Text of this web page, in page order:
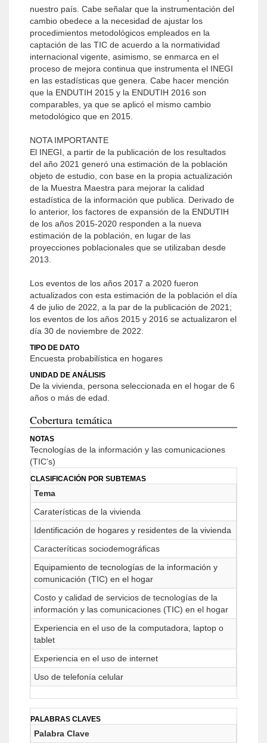
nuestro país. Cabe señalar que la instrumentación del
cambio obedece a la necesidad de ajustar los
procedimientos metodológicos empleados en la
captación de las TIC de acuerdo a la normatividad
internacional vigente, asimismo, se enmarca en el
proceso de mejora continua que instrumenta el INEGI
en las estadísticas que genera. Cabe hacer mención
que la ENDUTIH 2015 y la ENDUTIH 2016 son
comparables, ya que se aplicó el mismo cambio
metodológico que en 2015.
NOTA IMPORTANTE
El INEGI, a partir de la publicación de los resultados
del año 2021 generó una estimación de la población
objeto de estudio, con base en la propia actualización
de la Muestra Maestra para mejorar la calidad
estadística de la información que publica. Derivado de
lo anterior, los factores de expansión de la ENDUTIH
de los años 2015-2020 responden a la nueva
estimación de la población, en lugar de las
proyecciones poblacionales que se utilizaban desde
2013.
Los eventos de los años 2017 a 2020 fueron
actualizados con esta estimación de la población el día
4 de julio de 2022, a la par de la publicación de 2021;
los eventos de los años 2015 y 2016 se actualizaron el
día 30 de noviembre de 2022.
TIPO DE DATO
Encuesta probabilística en hogares
UNIDAD DE ANÁLISIS
De la vivienda, persona seleccionada en el hogar de 6
años o más de edad.
Cobertura temática
NOTAS
Tecnologías de la información y las comunicaciones
(TIC's)
CLASIFICACIÓN POR SUBTEMAS
Tema
Caraterísticas de la vivienda
Identificación de hogares y residentes de la vivienda
Caracteríticas sociodemográficas
Equipamiento de tecnologías de la información y
comunicación (TIC) en el hogar
Costo y calidad de servicios de tecnologías de la
información y las comunicaciones (TIC) en el hogar
Experiencia en el uso de la computadora, laptop o
tablet
Experiencia en el uso de internet
Uso de telefonía celular
PALABRAS CLAVES
Palabra Clave